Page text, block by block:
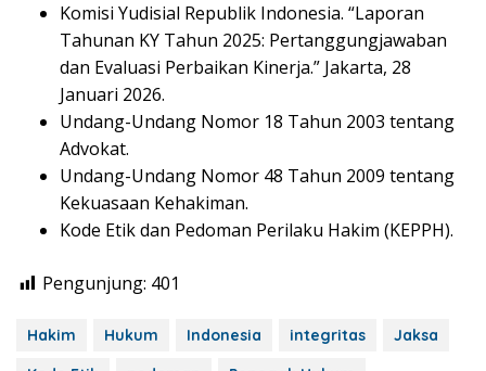
Komisi Yudisial Republik Indonesia. “Laporan
Tahunan KY Tahun 2025: Pertanggungjawaban
dan Evaluasi Perbaikan Kinerja.” Jakarta, 28
Januari 2026.
Undang-Undang Nomor 18 Tahun 2003 tentang
Advokat.
Undang-Undang Nomor 48 Tahun 2009 tentang
Kekuasaan Kehakiman.
Kode Etik dan Pedoman Perilaku Hakim (KEPPH).
Pengunjung: 401
Hakim Hukum Indonesia integritas
Jaksa